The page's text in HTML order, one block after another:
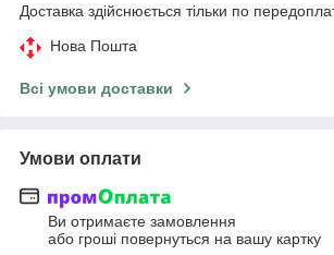
Доставка здійснюється тільки по
Нова Пошта
Всі умови доставки
Умови оплати
Ви отримаєте замовлення
або гроші повернуться на вашу картку